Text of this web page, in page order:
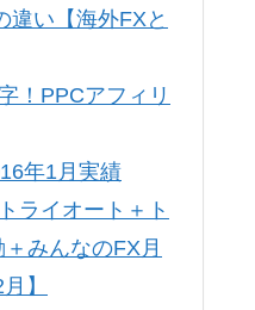
違い【海外FXと
！PPCアフィリ
年1月実績
ライオート＋ト
みんなのFX月
】